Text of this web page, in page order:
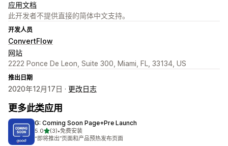
应用文档
此开发者不提供直接的简体中文支持。
开发人员
ConvertFlow
网站
2222 Ponce De Leon, Suite 300, Miami, FL, 33134, US
推出日期
2020年12月17日 · 更改日志
更多此类应用
G: Coming Soon Page+Pre Launch
5.0星（满分 5 星）
(3)
总共 3 条评论
•免费安装
“即将推出”页面和产品预热发布页面